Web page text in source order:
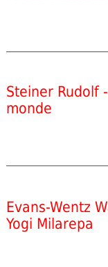
Steiner Rudolf
monde
Evans-Wentz
Yogi Milarepa